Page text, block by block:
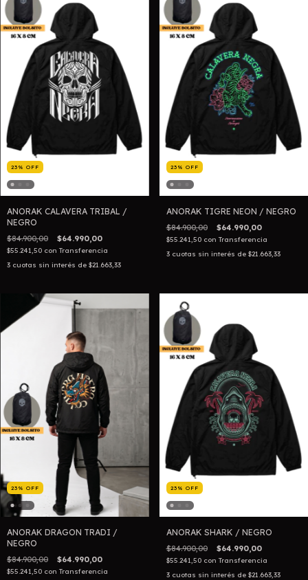
23 % OFF
ANORAK CALAVERA TRIBAL /
NEGRO
$84.900,00 $64.990,00
$55.241,50 con Transferencia
3 cuotas sin interés de $21.663,33
23 % OFF
ANORAK TIGRE NEON / NEGRO
$84.900,00 $64.990,00
$55.241,50 con Transferencia
3 cuotas sin interés de $21.663,33
23 % OFF
ANORAK DRAGON TRADI /
NEGRO
$84.900,00 $64.990,00
$55.241,50 con Transferencia
23 % OFF
ANORAK SHARK / NEGRO
$84.900,00 $64.990,00
$55.241,50 con Transferencia
3 cuotas sin interés de $21.663,33